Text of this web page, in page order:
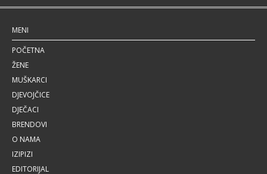
MENI
POČETNA
ŽENE
MUŠKARCI
DJEVOJČICE
DJEČACI
BRENDOVI
O NAMA
IZIPIZI
EDITORIJAL